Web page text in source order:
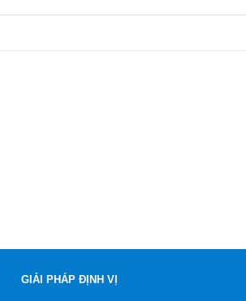
GIẢI PHÁP ĐỊNH VỊ